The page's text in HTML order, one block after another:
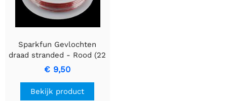
Sparkfun Gevlochten
draad stranded - Rood (22
AWG)
€ 9,50
Bekijk product